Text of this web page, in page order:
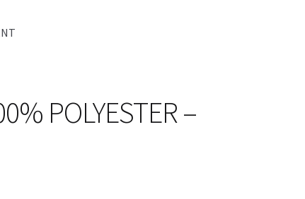
POLYESTER –